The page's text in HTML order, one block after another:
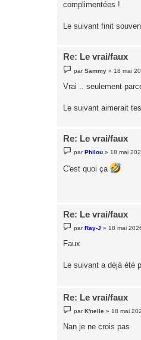
a
complimentées !
Le suivant finit
Re: Le vrai/faux
e
s
e
parSammy » 18 mai
Vrai .. seulement
Le suivant aimerait
Re: Le vrai/faux
e
s
parPhilou »18 mai
C'est quoi ça
Re: Le vrai/faux
e
s
e
parRay-J »18 mai
Faux
Le suivant a déjà été
Re: Le vrai/faux
e
s
parK'nelle »18 mai
Nan je ne crois pas